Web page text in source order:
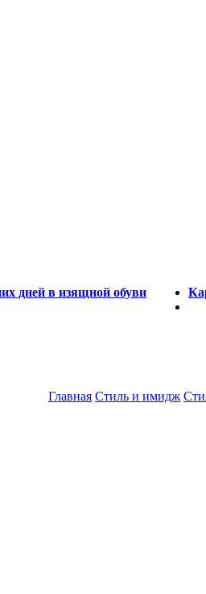
дней в изящной обуви
Главная Стиль и имидж